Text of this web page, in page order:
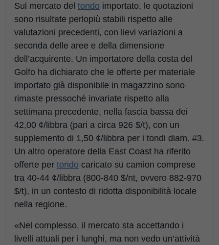
Sul mercato del tondo importato, le quotazioni
sono risultate perlopiù stabili rispetto alle
valutazioni precedenti, con lievi variazioni a
seconda delle aree e della dimensione
dell’acquirente. Un importatore della costa del
Golfo ha dichiarato che le offerte per materiale
importato già disponibile in magazzino sono
rimaste pressoché invariate rispetto alla
settimana precedente, nella fascia bassa dei
42,00 ¢/libbra (pari a circa 926 $/t), con un
supplemento di 1,50 ¢/libbra per i tondi diam. #3.
Un altro operatore della East Coast ha riferito
offerte per tondo caricato su camion comprese
tra 40-44 ¢/libbra (800-840 $/nt, ovvero 882-970
$/t), in un contesto di ridotta disponibilità locale
nella regione.
«Nel complesso, il mercato sta accettando i
livelli attuali per i lunghi, ma non vedo un’attività